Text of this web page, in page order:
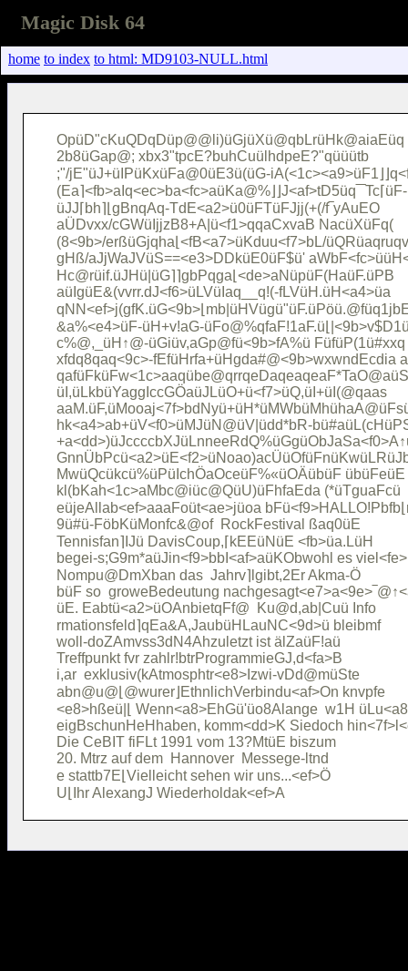
Magic Disk 64
home to index to html: MD9103-NULL.html
OpüD"cKuQDqDüp@@li)üGjüXü@qbLrüHk@aiaEüq
2b8üGap@; xbx3"tpcE?buhCuülhdpeE?"qüüütb
;"/jE"üJ+üIPüKxüFa@0üE3ü(üG-
üJJ⌈bh⌉⌊gBnqAq-TdE<a2>ü0üFTüFJjj(+(/f‾yAuEO
aÜDvxx/cGWüIjjzB8+A|ü<f1>qqaCxvaB NacüXüFq(
(8<9b>/erßüGjqha⌊<fB<a7>üKduu<f7>bL/
gHß/aJjWaJVüS==<e3>DDküE0üF$ü'
Hc@rüif.üJHü|üG⌉⌉gbPqga⌊<de>aNüpüF(HaüF.üPB
aüIgüE&(vvrr.dJ<f6>üLVüIaq__q!(-fLVüH.üH<a4>üa
&a%<e4>üF-üH+v!aG-
c%@,_üH↑@-üGiüv,aGp@fü<9b>fA%ü FüfüP(1ü#xxq
xfdq8qaq<9c>-fEfüHrfa+üHgda#@<9b>wxwndEcdia
üI,üLkbüYaggIccGÖaüJLüO+ü<f7>üQ,üI+üI(@qaas
hk<a4>ab+üV<f0>üMJüN@üV|üdd*bR-
MwüQcükcü%üPüIchÖaOceüF%«üOÄübüF übüFeüE
kl(bKah<1c>aMbc@iüc@QüU)üFhfaEda (*üTguaFcü
eüjeAllab<ef>aaaFoüt<ae>jüoa
9ü#ü-FöbKüMonfc&@of  RockFestival ßaq0üE
Tennisfan⌉IJü DavisCoup,⌈kEEüNüE <fb>üa.LüH
begei-s;G9m*aüJin<f9>bbI<af>aüKObwohl es viel<fe>
Nompu@DmXban das  Jahrv⌉lgibt,2Er Akma-Ö
büF so  groweBedeutung
üE. Eabtü<a2>üOAnbietqFf@  Ku@d,ab|Cuü Info
rmationsfeld⌉qEa&A,JaubüHLauNC<9d>ü bleibmf
woll-doZAmvss3dN4Ahzuletzt ist älZaüF!aü
Treffpunkt fvr zahlr!btrProgrammieGJ,d<fa>B
i,ar  exklusiv(kAtmosphtr<e8>Izwi-vDd@müSte
abn@u@⌊@wurer⌋EthnlichVerbindu<af>On knvpfe
<e8>hßeü|⌊ Wenn<a8>EhGü'üo8Alange  w1H
eigBschunHeHhaben, komm<dd>K Siedoch
Die CeBIT fiFLt 1991 vom 13?MtüE biszum
20. Mtrz auf dem  Hannover  Messege-ltnd
e stattb7E⌊Vielleicht sehen wir uns...<ef>Ö